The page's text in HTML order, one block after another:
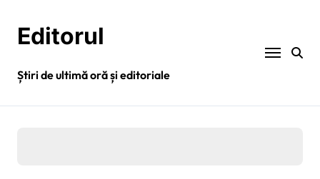
conținutEditorul
Știri de ultimă oră și editoriale